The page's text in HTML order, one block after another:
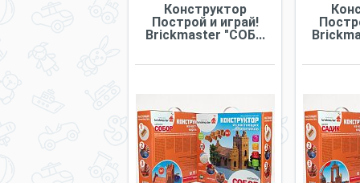
Конструктор
Построй и играй!
Briсkmaster "СОБ...